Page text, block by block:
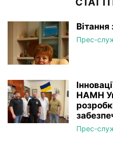
Прес-
НАМН
Прес-